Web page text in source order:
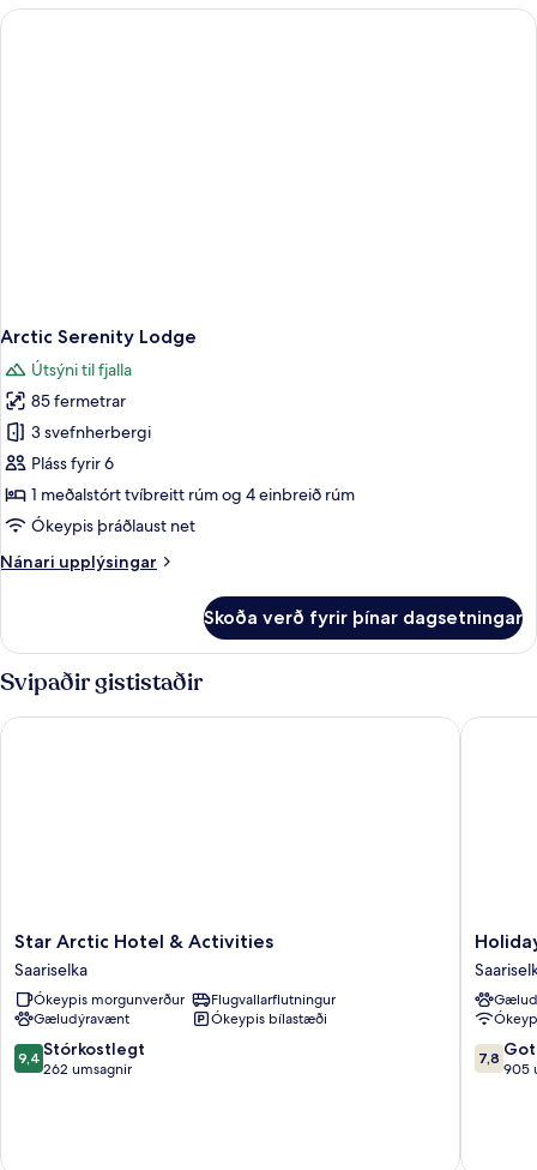
Arctic Serenity Lodge
Útsýni til fjalla
85 fermetrar
3 svefnherbergi
Pláss fyrir 6
1 meðalstórt tvíbreitt rúm og 4 einbreið rúm
Ókeypis þráðlaust net
Nánari upplýsingar
Nánari
Serenity
Lodge
Skoða verð fyrir þínar dagsetningar
Svipaðir gististaðir
Star
Arctic
Hotel
&
Activities
Saariselka
Star Arctic Hotel & Activities
Saariselka
Ókeypis morgunverður
Flugvallarflutningur
Gæludýravænt
Ókeypis bílastæði
9.4
af
9,4 Stórkostlegt
262 umsagnir
Star Arctic Hotel & Activities
Holiday
Club
7.8
af
7,8
905
Holiday